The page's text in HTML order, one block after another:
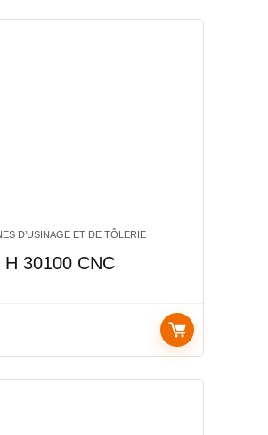
D’USINAGE ET DE TÔLERIE
H 30100 CNC